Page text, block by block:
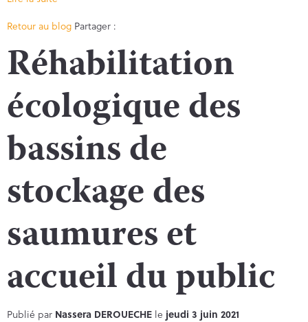
Retour au blog Partager :
Réhabilitation
écologique des
bassins de
stockage des
saumures et
accueil du public
Publié par Nassera DEROUECHE le jeudi 3 juin 2021